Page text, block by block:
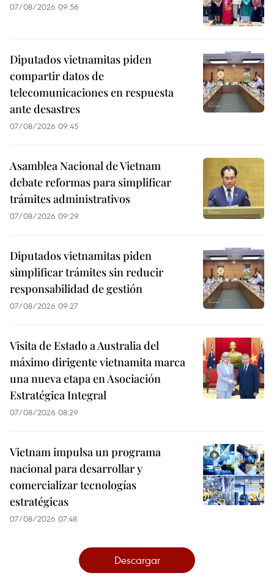
07/08/2026 09:56
Diputados vietnamitas piden
compartir datos de
telecomunicaciones en respuesta
ante desastres
07/08/2026 09:45
Asamblea Nacional de Vietnam
debate reformas para simplificar
trámites administrativos
07/08/2026 09:29
Diputados vietnamitas piden
simplificar trámites sin reducir
responsabilidad de gestión
07/08/2026 09:27
Visita de Estado a Australia del
máximo dirigente vietnamita marca
una nueva etapa en Asociación
Estratégica Integral
07/08/2026 08:29
Vietnam impulsa un programa
nacional para desarrollar y
comercializar tecnologías
estratégicas
07/08/2026 07:48
Descargar